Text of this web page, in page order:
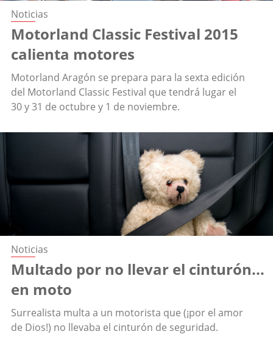
Noticias
Motorland Classic Festival 2015
calienta motores
Motorland Aragón se prepara para la sexta edición
del Motorland Classic Festival que tendrá lugar el
30 y 31 de octubre y 1 de noviembre.
Noticias
Multado por no llevar el cinturón...
en moto
Surrealista multa a un motorista que (¡por el amor
de Dios!) no llevaba el cinturón de seguridad.